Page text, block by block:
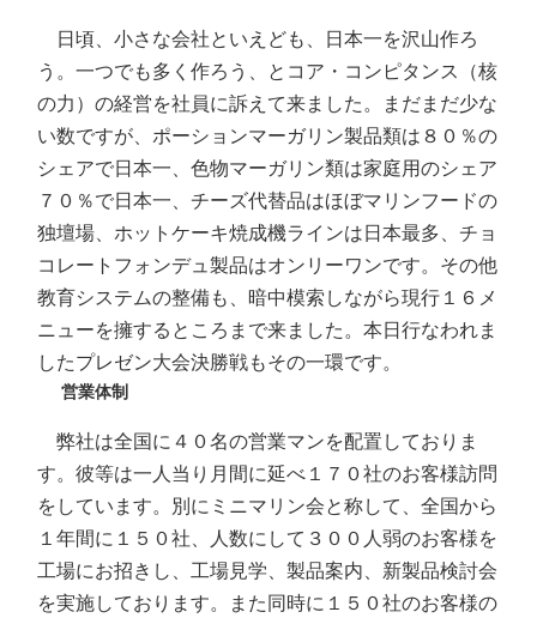
日頃、小さな会社といえども、日本一を沢山作ろ
う。一つでも多く作ろう、とコア・コンピタンス（核
の力）の経営を社員に訴えて来ました。まだまだ少な
い数ですが、ポーションマーガリン製品類は８０％の
シェアで日本一、色物マーガリン類は家庭用のシェア
７０％で日本一、チーズ代替品はほぼマリンフードの
独壇場、ホットケーキ焼成機ラインは日本最多、チョ
コレートフォンデュ製品はオンリーワンです。その他
教育システムの整備も、暗中模索しながら現行１６メ
ニューを擁するところまで来ました。本日行なわれま
したプレゼン大会決勝戦もその一環です。
営業体制
弊社は全国に４０名の営業マンを配置しておりま
す。彼等は一人当り月間に延べ１７０社のお客様訪問
をしています。別にミニマリン会と称して、全国から
１年間に１５０社、人数にして３００人弱のお客様を
工場にお招きし、工場見学、製品案内、新製品検討会
を実施しております。また同時に１５０社のお客様の